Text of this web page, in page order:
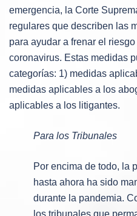
emergencia, la Corte
regulares que describen las
para ayudar a frenar el
coronavirus. Estas medidas
categorías: 1) medidas
medidas aplicables a los
aplicables a los litigantes.
Para los Tribunales
Por encima de todo, la
hasta ahora ha sido
durante la pandemia.
los tribunales que